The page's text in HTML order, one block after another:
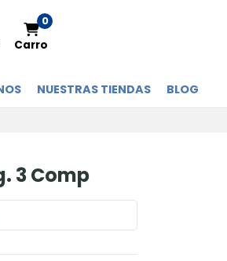
0
Carro
NUESTRAS TIENDAS BLOG
3 Comp